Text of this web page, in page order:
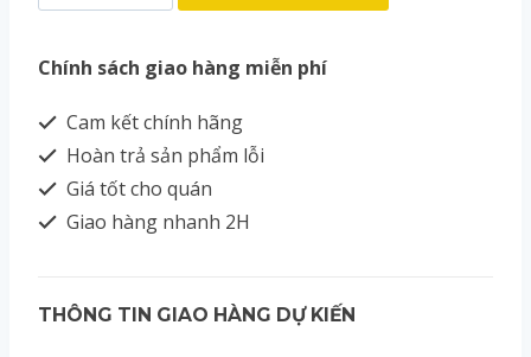
Chính sách giao hàng miễn phí
Cam kết chính hãng
Hoàn trả sản phẩm lỗi
Giá tốt cho quán
Giao hàng nhanh 2H
THÔNG TIN GIAO HÀNG DỰ KIẾN